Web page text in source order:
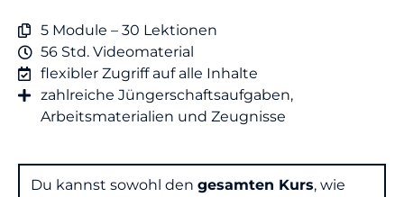
5 Module – 30 Lektionen
56 Std. Videomaterial
flexibler Zugriff auf alle Inhalte
zahlreiche Jüngerschaftsaufgaben,
Arbeitsmaterialien und Zeugnisse
Du kannst sowohl den gesamten Kurs, wie